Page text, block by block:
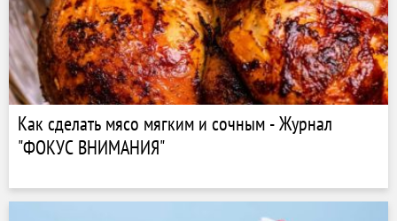
Как сделать мясо мягким и сочным - Журнал
"ФОКУС ВНИМАНИЯ"